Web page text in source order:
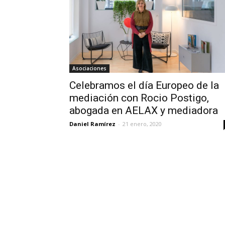
Asociaciones
Celebramos el día Europeo de la
mediación con Rocio Postigo,
abogada en AELAX y mediadora
Daniel Ramírez - 21 enero, 2020